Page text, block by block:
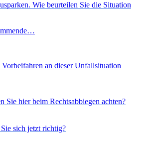
Wie beurteilen Sie die Situation
Vorbeifahren an dieser Unfallsituation
Sie hier beim Rechtsabbiegen achten?
sich jetzt richtig?